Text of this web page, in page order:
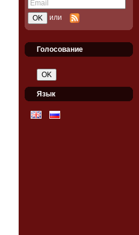
или
Голосование
Язык